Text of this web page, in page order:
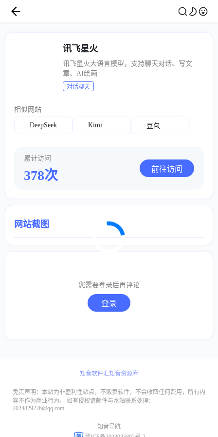
讯飞星火
讯飞星火大语言模型，支持聊天对话、写文
章、AI绘画
对话聊天
相似网站
DeepSeek Kimi 豆包
累计访问
378次 前往访问
网站截图
您需要登录后再评论
登录
知音软件汇知音资源库
免责声明：本站为非盈利性站点，不贩卖软件，不会收取任何费用，所有内
容不作为商业行为。 如有侵权请邮件与本站联系处理：
2024829276@qq.com
知音导航
取消 回复